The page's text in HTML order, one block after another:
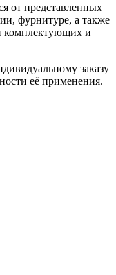
от представленных
фурнитуре, а также
комплектующих и
заказу
её применения.